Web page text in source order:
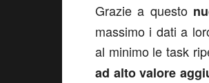
Grazie a questo
massimo i dati a
al minimo le task
ad alto valore